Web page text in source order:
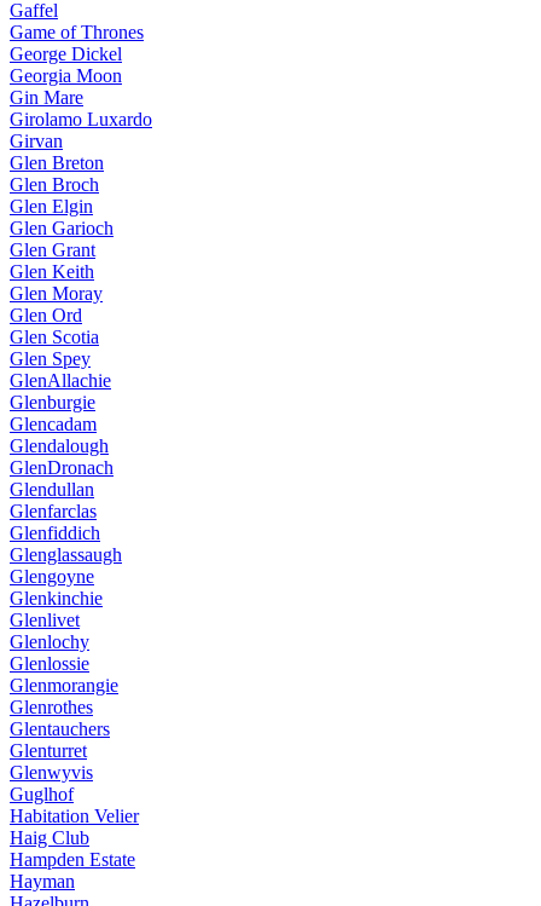
Gaffel
Game of Thrones
George Dickel
Georgia Moon
Gin Mare
Girolamo Luxardo
Girvan
Glen Breton
Glen Broch
Glen Elgin
Glen Garioch
Glen Grant
Glen Keith
Glen Moray
Glen Ord
Glen Scotia
Glen Spey
GlenAllachie
Glenburgie
Glencadam
Glendalough
GlenDronach
Glendullan
Glenfarclas
Glenfiddich
Glenglassaugh
Glengoyne
Glenkinchie
Glenlivet
Glenlochy
Glenlossie
Glenmorangie
Glenrothes
Glentauchers
Glenturret
Glenwyvis
Guglhof
Habitation Velier
Haig Club
Hampden Estate
Hayman